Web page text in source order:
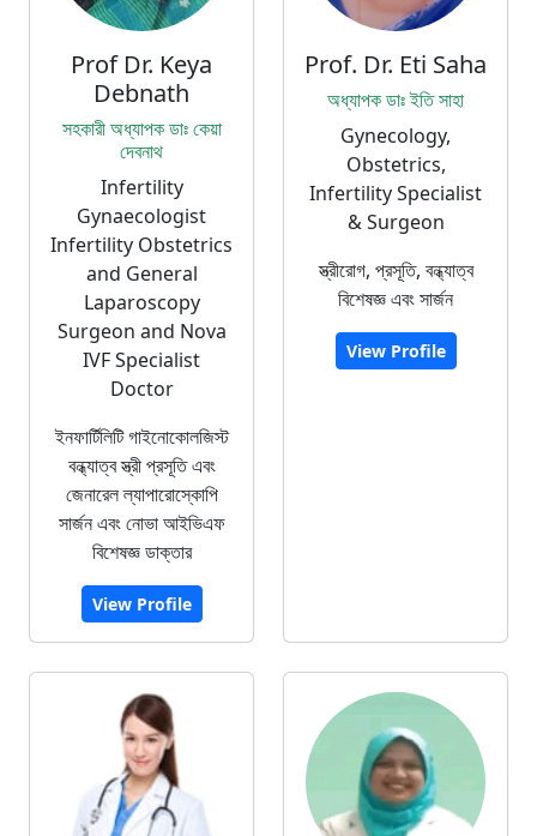
Prof Dr. Keya
Debnath
সহকারী অধ্যাপক ডাঃ কেয়া
দেবনাথ
Infertility
Gynaecologist
Infertility Obstetrics
and General
Laparoscopy
Surgeon and Nova
IVF Specialist
Doctor
ইনফার্টিলিটি গাইনোকোলজিস্ট
বন্ধ্যাত্ব স্ত্রী প্রসূতি এবং
জেনারেল ল্যাপারোস্কোপি
সার্জন এবং নোভা আইভিএফ
বিশেষজ্ঞ ডাক্তার
View Profile
Prof. Dr. Eti Saha
অধ্যাপক ডাঃ ইতি সাহা
Gynecology,
Obstetrics,
Infertility Specialist
& Surgeon
স্ত্রীরোগ, প্রসূতি, বন্ধ্যাত্ব
বিশেষজ্ঞ এবং সার্জন
View Profile